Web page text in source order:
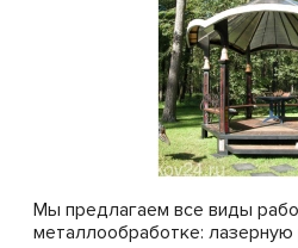
Мы предлагаем все виды
металлообработке: лазерную